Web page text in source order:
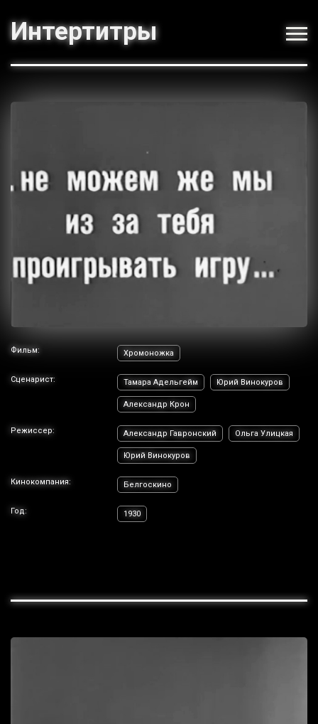
Интертитры
Фильм: Хромоножка
Сценарист: Тамара Адельгейм Юрий Винокуров
Александр Крон
Режиссер: Александр Гавронский Ольга Улицкая
Юрий Винокуров
Кинокомпания: Белгоскино
Год: 1930